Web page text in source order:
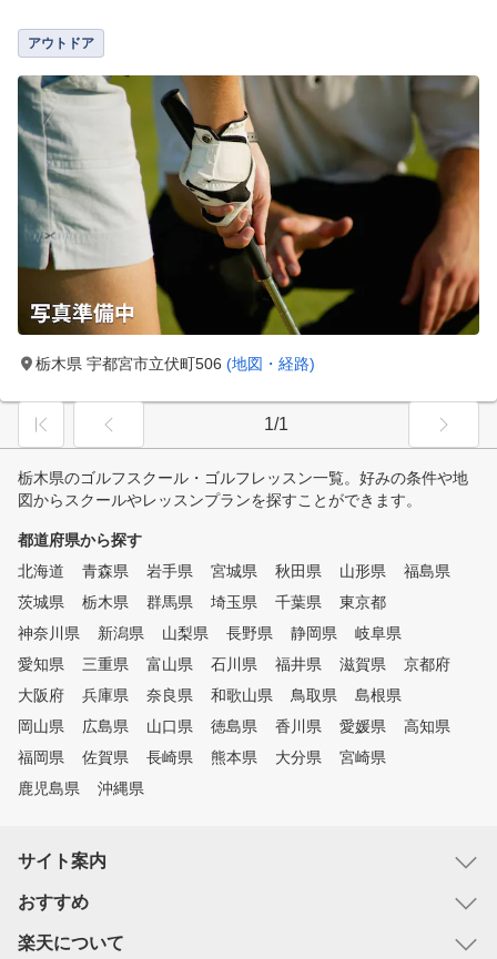
アウトドア
栃木県 宇都宮市立伏町506 (地図・経路)
1/1
栃木県のゴルフスクール・ゴルフレッスン一覧。好みの条件や地
図からスクールやレッスンプランを探すことができます。
都道府県から探す
北海道
青森県 岩手県 宮城県 秋田県 山形県
福島県
茨城県
栃木県 群馬県 埼玉県 千葉県
東京都
神奈川県
新潟県 山梨県 長野県 静岡県
岐阜県
愛知県
三重県 富山県 石川県 福井県 滋賀県
京都府
大阪府
兵庫県 奈良県 和歌山県 鳥取県
島根県
岡山県
広島県 山口県 徳島県 香川県 愛媛県
高知県
福岡県
佐賀県 長崎県 熊本県 大分県
宮崎県
鹿児島県
沖縄県
サイト案内
おすすめ
楽天について